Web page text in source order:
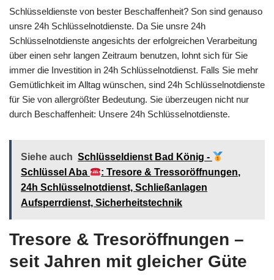
Schlüsseldienste von bester Beschaffenheit? Son sind genauso
unsre 24h Schlüsselnotdienste. Da Sie unsre 24h
Schlüsselnotdienste angesichts der erfolgreichen Verarbeitung
über einen sehr langen Zeitraum benutzen, lohnt sich für Sie
immer die Investition in 24h Schlüsselnotdienst. Falls Sie mehr
Gemütlichkeit im Alltag wünschen, sind 24h Schlüsselnotdienste
für Sie von allergrößter Bedeutung. Sie überzeugen nicht nur
durch Beschaffenheit: Unsere 24h Schlüsselnotdienste.
Siehe auch Schlüsseldienst Bad König -
Schlüssel Aba
: Tresore & Tressoröffnungen,
24h Schlüsselnotdienst, Schließanlagen
Aufsperrdienst, Sicherheitstechnik
Tresore & Tresoröffnungen –
seit Jahren mit gleicher Güte